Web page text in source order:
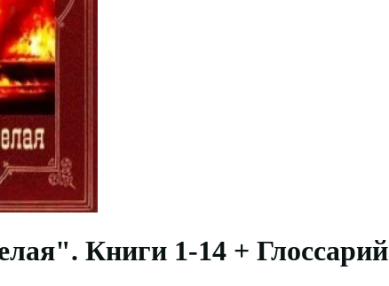
Книги 1-14 + Глоссарий